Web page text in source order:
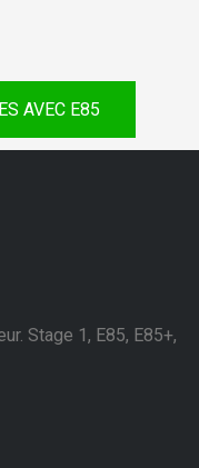
AVEC E85
Stage 1, E85, E85+,